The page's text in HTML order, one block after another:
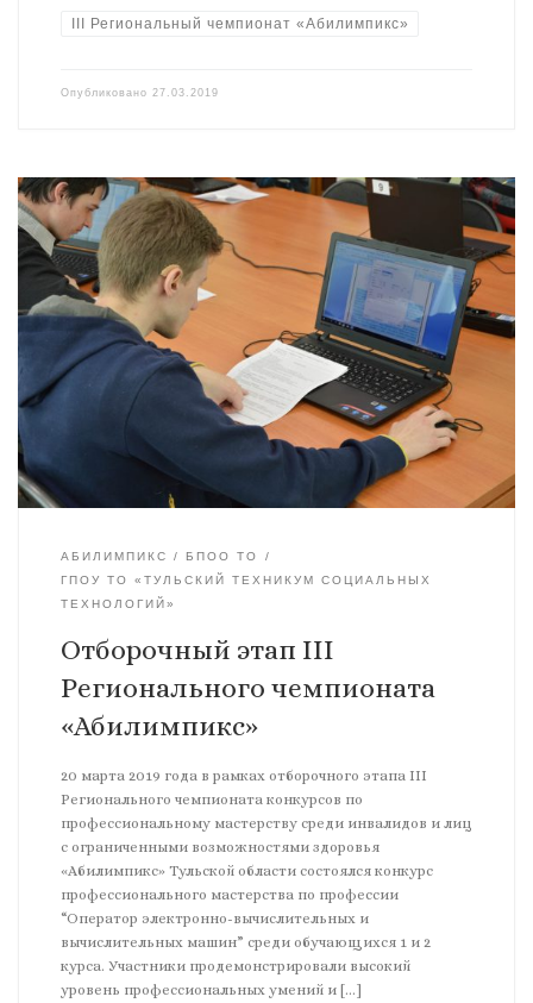
III Региональный чемпионат «Абилимпикс»
Опубликовано 27.03.2019
АБИЛИМПИКС
БПОО ТО
ГПОУ ТО «ТУЛЬСКИЙ ТЕХНИКУМ СОЦИАЛЬНЫХ
ТЕХНОЛОГИЙ»
Отборочный этап III
Регионального чемпионата
«Абилимпикс»
20 марта 2019 года в рамках отборочного этапа III
Регионального чемпионата конкурсов по
профессиональному мастерству среди инвалидов и лиц
с ограниченными возможностями здоровья
«Абилимпикс» Тульской области состоялся конкурс
профессионального мастерства по профессии
“Оператор электронно-вычислительных и
вычислительных машин” среди обучающихся 1 и 2
курса. Участники продемонстрировали высокий
уровень профессиональных умений и […]